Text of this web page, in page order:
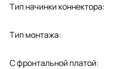
Тип начинки коннектора:
Тип монтажа:
С фронтальной платой: